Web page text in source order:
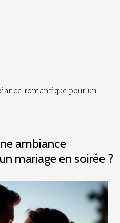
romantique pour un
ambiance
mariage en soirée ?